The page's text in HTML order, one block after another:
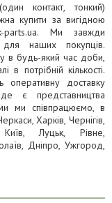
контакт, тонкий)
купити за вигідною
parts.ua. Ми завжди
наших покупців.
в будь-який час доби,
потрібній кількості.
оперативну доставку
є представництва
ми співпрацюємо, в
Харків, Чернігів,
Київ, Луцьк, Рівне,
Дніпро, Ужгород,